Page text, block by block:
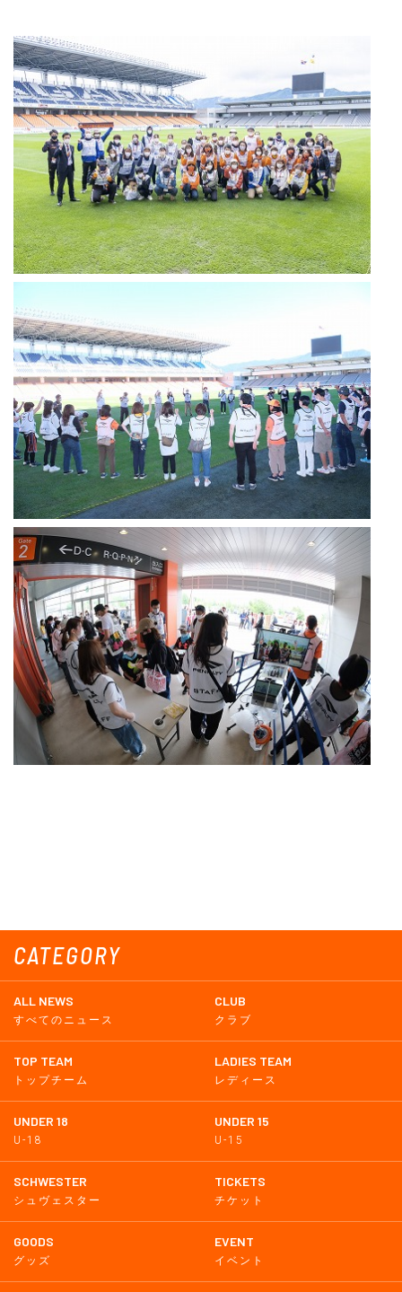
CATEGORY
ALL NEWS
すべてのニュース
CLUB
クラブ
TOP TEAM
トップチーム
LADIES TEAM
レディース
UNDER 18
U-18
UNDER 15
U-15
SCHWESTER
シュヴェスター
TICKETS
チケット
GOODS
グッズ
EVENT
イベント